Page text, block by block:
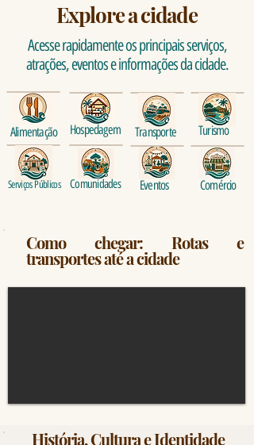
Explore a cidade
Acesse rapidamente os principais serviços,
atrações, eventos e informações da cidade.
Alimentação
Serviços Públicos
Hospedagem
Comunidades
Transporte Turismo
Eventos Comércio
Como chegar: Rotas e
transportes até a cidade
História, Cultura e Identidade